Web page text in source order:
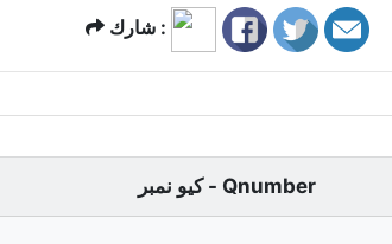
شارك :
كيو نمبر - Qnumber